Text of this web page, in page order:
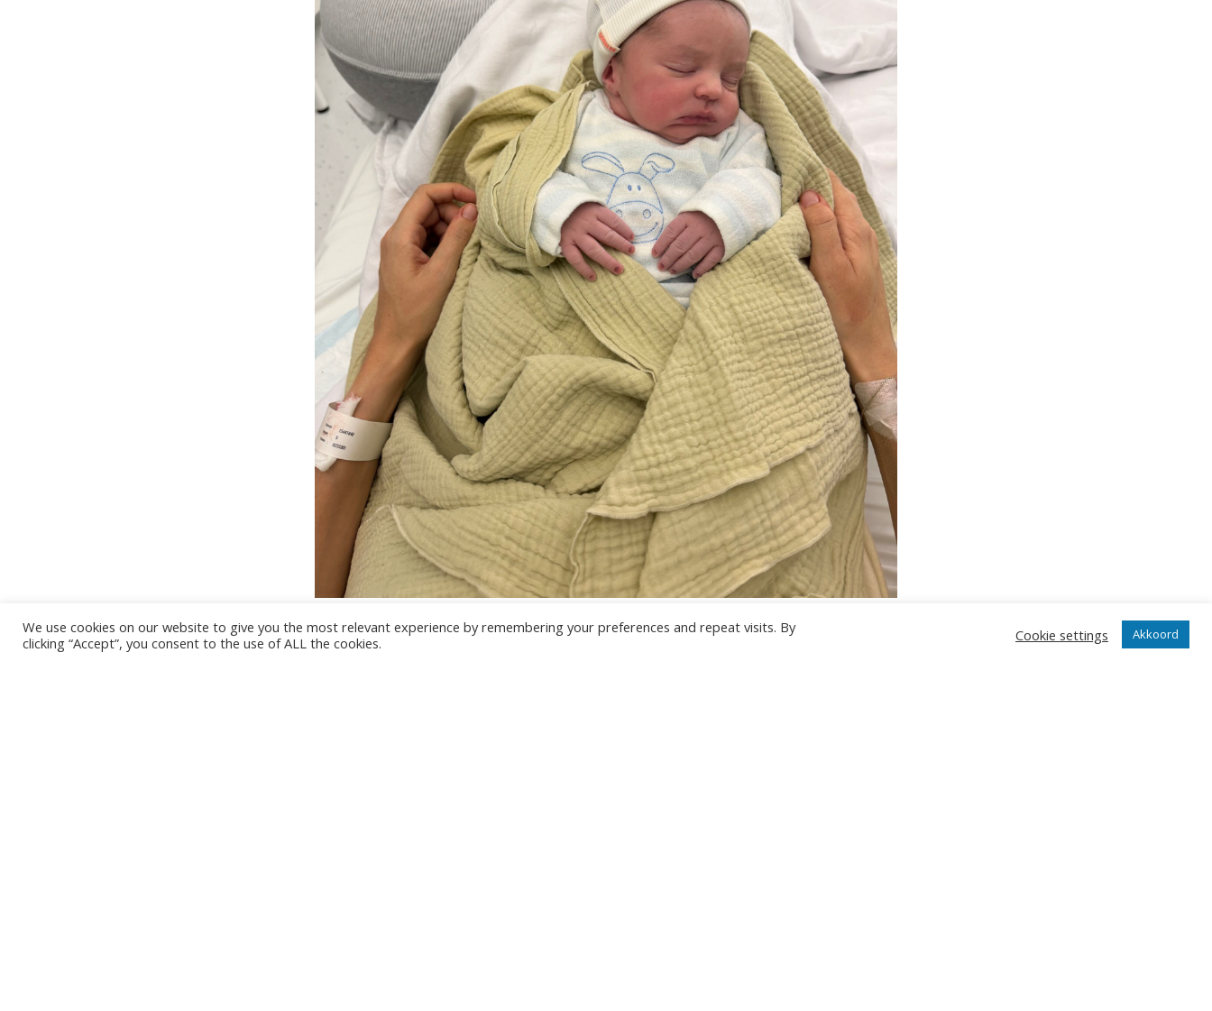
We use cookies on our website to give you the most relevant experience by remembering your preferences and repeat visits. By
clicking “Accept”, you consent to the use of ALL the cookies.
Cookie settings Akkoord